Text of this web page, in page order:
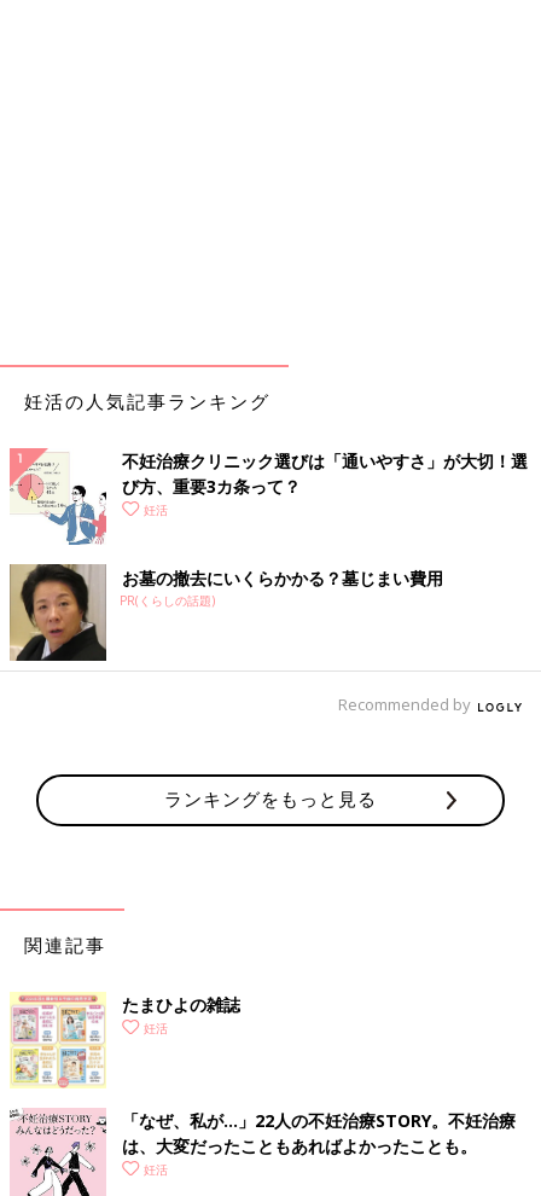
妊活の人気記事ランキング
不妊治療クリニック選びは「通いやすさ」が大切！選
び方、重要3カ条って？
妊活
お墓の撤去にいくらかかる？墓じまい費用
PR(くらしの話題)
Recommended by
ランキングをもっと見る
関連記事
たまひよの雑誌
妊活
「なぜ、私が…」22人の不妊治療STORY。不妊治療
は、大変だったこともあればよかったことも。
妊活